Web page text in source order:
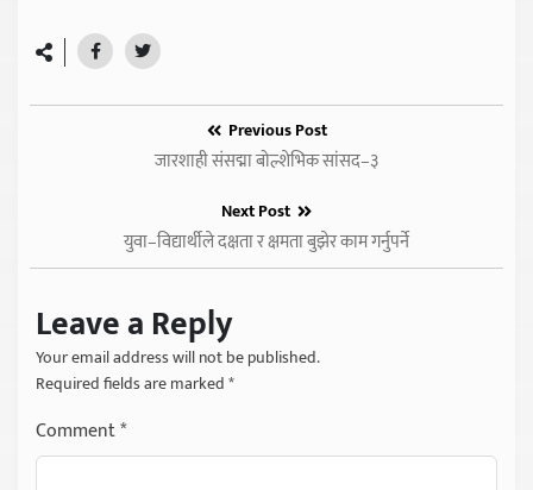
Previous Post
जारशाही संसद्मा बोल्शेभिक सांसद–३
Next Post
युवा–विद्यार्थीले दक्षता र क्षमता बुझेर काम गर्नुपर्ने
Leave a Reply
Your email address will not be published.
Required fields are marked*
Comment*